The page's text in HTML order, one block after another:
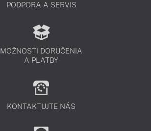
PODPORA A SERVIS
MOŽNOSTI DORUČENIA
A PLATBY
KONTAKTUJTE NÁS